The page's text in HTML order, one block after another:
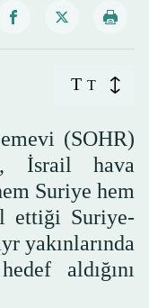
T T
(SOHR)
İsrail hava
Suriye hem
ettiği Suriye-
yakınlarında
aldığını